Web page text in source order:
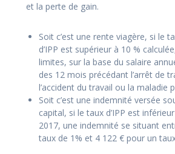
et la perte de gain.
Soit c’est une rente viagère, si le
d’IPP est supérieur à 10 %
limites, sur la base du salaire
des 12 mois précédant l’arrêt de
l’accident du travail ou la maladie
Soit c’est une indemnité versée
capital, si le taux d’IPP est
2017, une indemnité se situant
taux de 1% et 4 122 € pour un